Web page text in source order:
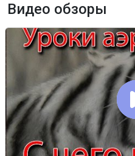
Видео обзоры